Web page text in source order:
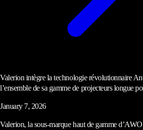
Valerion intègre la technologie révolutionnaire
l’ensemble de sa gamme de projecteurs longue
January 7, 2026
Valerion, la sous-marque haut de gamme